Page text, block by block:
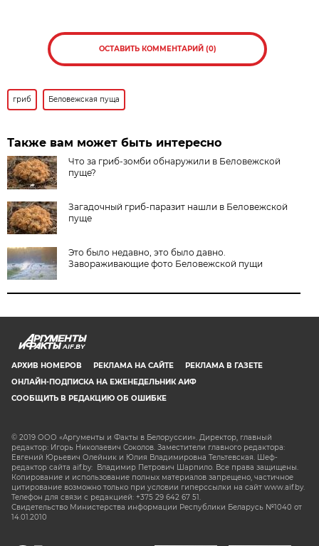
ОСТАВИТЬ КОММЕНТАРИЙ (0)
гриб Беловежская пуща
Также вам может быть интересно
Что за гриб-зомби обнаружили в Беловежской
пуще?
Загадочный гриб-паразит нашли в Беловежской
пуще
Это было недавно, это было давно.
Завораживающие фото Беловежской пущи
AIF.BY
АРХИВ НОМЕРОВ РЕКЛАМА НА САЙТЕ
РЕКЛАМА В ГАЗЕТЕ
ОНЛАЙН-ПОДПИСКА НА ЕЖЕНЕДЕЛЬНИК АИФ
СООБЩИТЬ В РЕДАКЦИЮ ОБ ОШИБКЕ
© 2019 ООО «Аргументы и Факты в Белоруссии». Директор, главный
редактор: Игорь Николаевич Соколов. Заместители главного редактора:
Евгений Юрьевич Олейник и Юлия Владимировна Тельтевская. Шеф-
редактор сайта aif.by: Владимир Петрович Шарпило. Все права защищены.
Копирование и использование полных материалов запрещено, частичное
цитирование возможно только при условии гиперссылки на сайт www.aif.by.
Телефон для связи с редакцией: +375 29 642 67 51.
Свидетельство Министерства информации Республики Беларусь №1040 от
14.01.2010